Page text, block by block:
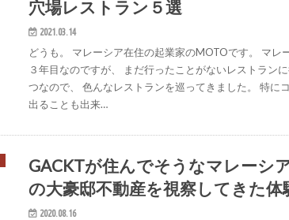
穴場レストラン５選
2021.03.14
どうも。 マレーシア在住の起業家のMOTOです。 マレ
３年目なのですが、 まだ行ったことがないレストラン
つなので、 色んなレストランを巡ってきました。 特に
出ることも出来…
GACKTが住んでそうなマレーシ
の大豪邸不動産を視察してきた体
2020.08.16